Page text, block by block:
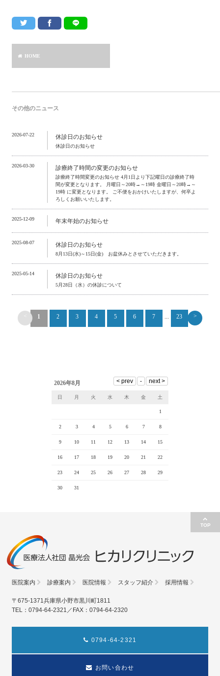
HOME
その他のニュース
2026-07-22 休診日のお知らせ
休診日のお知らせ
2026-03-30 診療終了時間の変更のお知らせ
診療終了時間変更のお知らせ 4月1日より下記曜日の診療終了時
間が変更となります。 月曜日～20時→～19時 金曜日～20時→～
19時 に変更となります。 ご不便をおかけいたしますが、何卒よ
ろしくお願いいたします。
2025-12-09 年末年始のお知らせ
2025-08-07 休診日のお知らせ
8月13日(水)～15日(金) お盆休みとさせていただきます。
2025-05-14 休診日のお知らせ
5月28日（水）の休診について
< 1 2 3 4 5 6 7 ... 23 >
2026年8月
日 月 火 水 木 金 土
1
2 3 4 5 6 7 8
9 10 11 12 13 14 15
16 17 18 19 20 21 22
23 24 25 26 27 28 29
30 31
TOP
医院案内 診療案内 医院情報 スタッフ紹介 採用情報
〒675-1371兵庫県小野市黒川町1811
TEL：0794-64-2321／FAX：0794-64-2320
0794-64-2321
お問い合わせ